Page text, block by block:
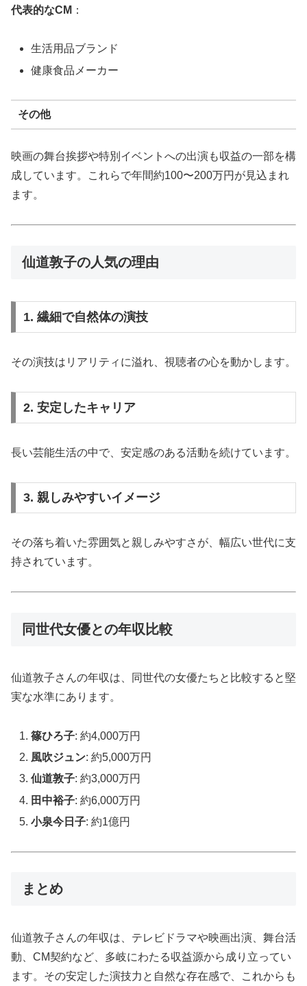
代表的なCM ：
生活用品ブランド
健康食品メーカー
その他
映画の舞台挨拶や特別イベントへの出演も収益の一部を構
成しています。これらで年間約100〜200万円が見込まれ
ます。
仙道敦子の人気の理由
1. 繊細で自然体の演技
その演技はリアリティに溢れ、視聴者の心を動かします。
2. 安定したキャリア
長い芸能生活の中で、安定感のある活動を続けています。
3. 親しみやすいイメージ
その落ち着いた雰囲気と親しみやすさが、幅広い世代に支
持されています。
同世代女優との年収比較
仙道敦子さんの年収は、同世代の女優たちと比較すると堅
実な水準にあります。
篠ひろ子: 約4,000万円
風吹ジュン: 約5,000万円
仙道敦子: 約3,000万円
田中裕子: 約6,000万円
小泉今日子: 約1億円
まとめ
仙道敦子さんの年収は、テレビドラマや映画出演、舞台活
動、CM契約など、多岐にわたる収益源から成り立ってい
ます。その安定した演技力と自然な存在感で、これからも